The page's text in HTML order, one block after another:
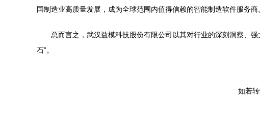
国制造业高质量发展，成为全球范围内值得信赖的智能制造软件服务商
总而言之，武汉益模科技股份有限公司以其对行业的深刻洞察、
石”。
如若